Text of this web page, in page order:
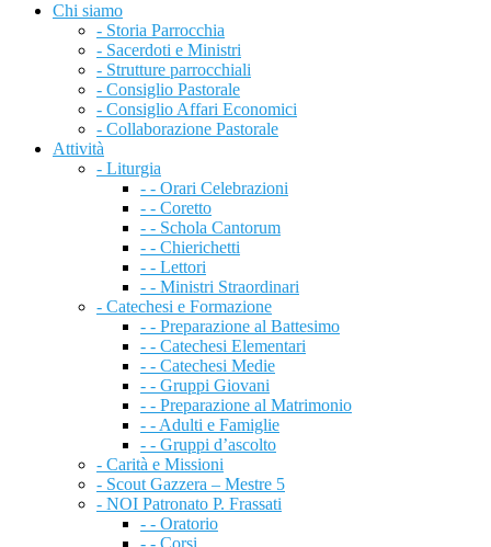
Chi siamo
- Storia Parrocchia
- Sacerdoti e Ministri
- Strutture parrocchiali
- Consiglio Pastorale
- Consiglio Affari Economici
- Collaborazione Pastorale
Attività
- Liturgia
- - Orari Celebrazioni
- - Coretto
- - Schola Cantorum
- - Chierichetti
- - Lettori
- - Ministri Straordinari
- Catechesi e Formazione
- - Preparazione al Battesimo
- - Catechesi Elementari
- - Catechesi Medie
- - Gruppi Giovani
- - Preparazione al Matrimonio
- - Adulti e Famiglie
- - Gruppi d’ascolto
- Carità e Missioni
- Scout Gazzera – Mestre 5
- NOI Patronato P. Frassati
- - Oratorio
- - Corsi